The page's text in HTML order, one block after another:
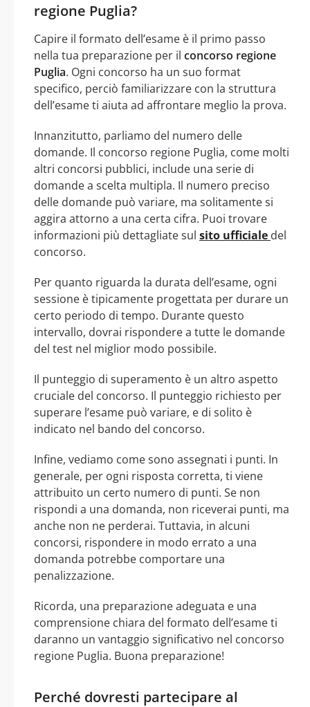
regione Puglia?
Capire il formato dell’esame è il primo passo
nella tua preparazione per il concorso regione
Puglia. Ogni concorso ha un suo format
specifico, perciò familiarizzare con la struttura
dell’esame ti aiuta ad affrontare meglio la prova.
Innanzitutto, parliamo del numero delle
domande. Il concorso regione Puglia, come molti
altri concorsi pubblici, include una serie di
domande a scelta multipla. Il numero preciso
delle domande può variare, ma solitamente si
aggira attorno a una certa cifra. Puoi trovare
informazioni più dettagliate sul sito ufficiale del
concorso.
Per quanto riguarda la durata dell’esame, ogni
sessione è tipicamente progettata per durare un
certo periodo di tempo. Durante questo
intervallo, dovrai rispondere a tutte le domande
del test nel miglior modo possibile.
Il punteggio di superamento è un altro aspetto
cruciale del concorso. Il punteggio richiesto per
superare l’esame può variare, e di solito è
indicato nel bando del concorso.
Infine, vediamo come sono assegnati i punti. In
generale, per ogni risposta corretta, ti viene
attribuito un certo numero di punti. Se non
rispondi a una domanda, non riceverai punti, ma
anche non ne perderai. Tuttavia, in alcuni
concorsi, rispondere in modo errato a una
domanda potrebbe comportare una
penalizzazione.
Ricorda, una preparazione adeguata e una
comprensione chiara del formato dell’esame ti
daranno un vantaggio significativo nel concorso
regione Puglia. Buona preparazione!
Perché dovresti partecipare al